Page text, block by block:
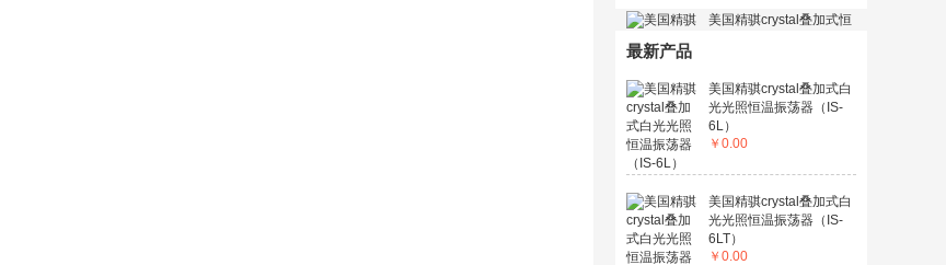
美国精骐crystal叠加式恒
最新产品
美国精骐crystal叠加式白
光光照恒温振荡器（IS-
6L）
￥ 0.00
美国精骐crystal叠加式白
光光照恒温振荡器（IS-
6LT）
￥ 0.00